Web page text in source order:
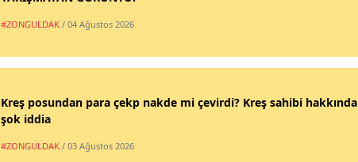
#ZONGULDAK / 04 Ağustos 2026
Kreş posundan para çekp nakde mi çevirdi? Kreş sahibi hakkında
şok iddia
#ZONGULDAK / 03 Ağustos 2026